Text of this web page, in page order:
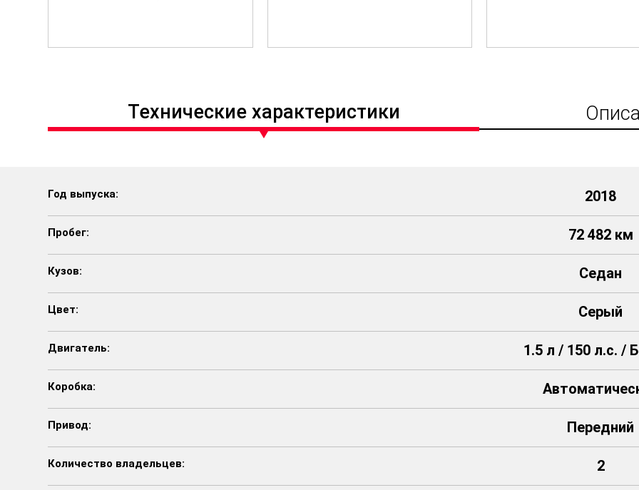
Технические характеристики
Год выпуска:
Пробег:
Кузов:
Цвет:
Двигатель:
Коробка:
Привод:
Количество владельцев:
2018
72 482 км
Седан
Серый
1.5 л / 150 л.с. /
Передний
2